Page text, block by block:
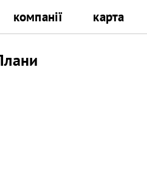
компанії карта